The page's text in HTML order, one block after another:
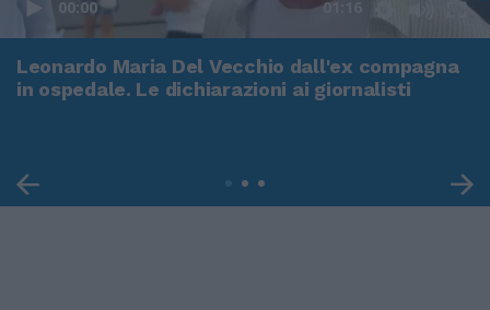
00:00 01:16
Leonardo Maria Del Vecchio dall'ex compagna
in ospedale. Le dichiarazioni ai giornalisti